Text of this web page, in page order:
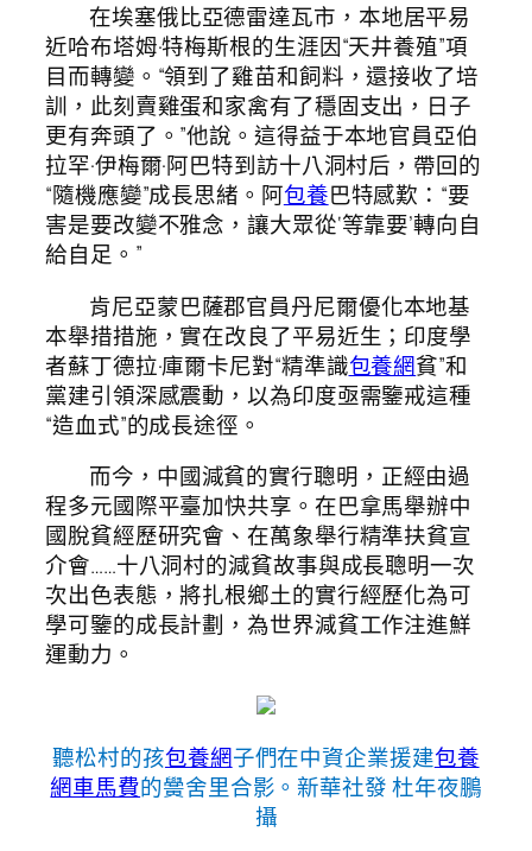
在埃塞俄比亞德雷達瓦市，本地居平易
近哈布塔姆·特梅斯根的生涯因“天井養殖”項
目而轉變。“領到了雞苗和飼料，還接收了培
訓，此刻賣雞蛋和家禽有了穩固支出，日子
更有奔頭了。”他說。這得益于本地官員亞伯
拉罕·伊梅爾·阿巴特到訪十八洞村后，帶回的
“隨機應變”成長思緒。阿包養巴特感歎：“要
害是要改變不雅念，讓大眾從‘等靠要’轉向自
給自足。”
肯尼亞蒙巴薩郡官員丹尼爾優化本地基
本舉措措施，實在改良了平易近生；印度學
者蘇丁德拉·庫爾卡尼對“精準識包養網貧”和
黨建引領深感震動，以為印度亟需鑒戒這種
“造血式”的成長途徑。
而今，中國減貧的實行聰明，正經由過
程多元國際平臺加快共享。在巴拿馬舉辦中
國脫貧經歷研究會、在萬象舉行精準扶貧宣
介會……十八洞村的減貧故事與成長聰明一次
次出色表態，將扎根鄉土的實行經歷化為可
學可鑒的成長計劃，為世界減貧工作注進鮮
運動力。
聽松村的孩包養網子們在中資企業援建包養
網車馬費的黌舍里合影。新華社發 杜年夜鵬
攝